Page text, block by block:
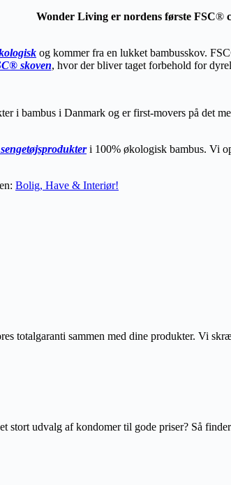
Wonder Living er nordens første FSC®
og kommer fra en lukket bambusskov.
skoven, hvor der bliver taget forbehold for
i bambus i Danmark og er first-movers på det
i 100% økologisk bambus. Vi
Bolig, Have & Interiør!
totalgaranti sammen med dine produkter. Vi
stort udvalg af kondomer til gode priser? Så